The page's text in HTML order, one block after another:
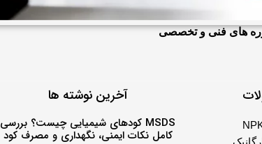
های فنی و تخصصی
آخرین نوشته ها
MSDS کودهای شیمیایی چیست؟ بررسی
کامل نکات ایمنی، نگهداری و مصرف کود